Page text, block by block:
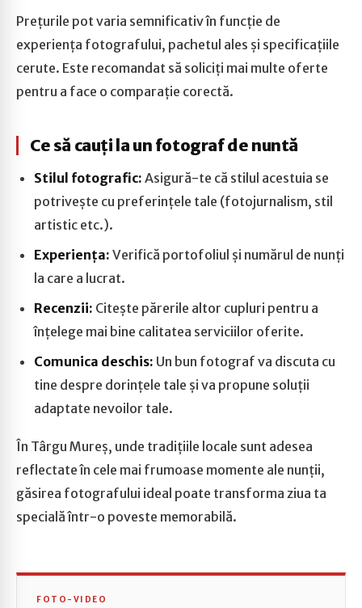
Prețurile pot varia semnificativ în funcție de
experiența fotografului, pachetul ales și specificațiile
cerute. Este recomandat să soliciți mai multe oferte
pentru a face o comparație corectă.
Ce să cauți la un fotograf de nuntă
Stilul fotografic: Asigură-te că stilul acestuia se
potrivește cu preferințele tale (fotojurnalism, stil
artistic etc.).
Experiența: Verifică portofoliul și numărul de nunți
la care a lucrat.
Recenzii: Citește părerile altor cupluri pentru a
înțelege mai bine calitatea serviciilor oferite.
Comunica deschis: Un bun fotograf va discuta cu
tine despre dorințele tale și va propune soluții
adaptate nevoilor tale.
În Târgu Mureș, unde tradițiile locale sunt adesea
reflectate în cele mai frumoase momente ale nunții,
găsirea fotografului ideal poate transforma ziua ta
specială într-o poveste memorabilă.
FOTO-VIDEO